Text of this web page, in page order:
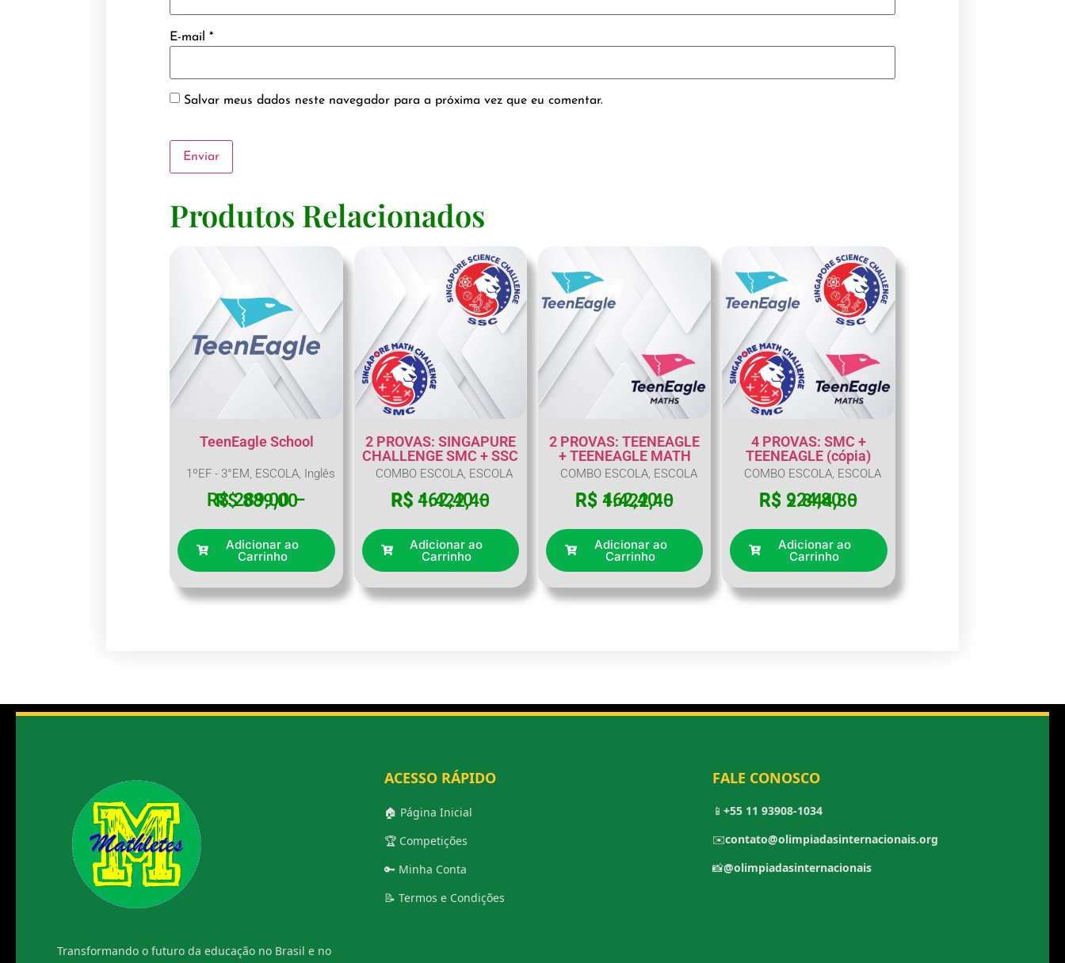
E-mail*
Salvar meus dados neste navegador para a próxima vez que eu comentar.
Produtos Relacionados
TeenEagle School
1ºEF - 3°EM, ESCOLA, Inglês
R$289,00 –
R$889,00
Adicionar ao
Carrinho
2 PROVAS: SINGAPURE
CHALLENGE SMC + SSC
COMBO ESCOLA, ESCOLA
R$ 462,40 –
R$ 1.422,40
Adicionar ao
Carrinho
2 PROVAS: TEENEAGLE
+ TEENEAGLE MATH
COMBO ESCOLA, ESCOLA
R$ 462,40 –
R$ 1.422,40
Adicionar ao
Carrinho
4 PROVAS: SMC +
TEENEAGLE (cópia)
COMBO ESCOLA, ESCOLA
R$ 924,80 –
R$ 2.844,80
Adicionar ao
Carrinho
Transformando o futuro da educação no Brasil e no
ACESSO RÁPIDO
🏠 Página Inicial
🏆 Competições
🔑 Minha Conta
📝 Termos e Condições
FALE CONOSCO
📱 +55 11 93908-1034
✉️contato@olimpiadasinternacionais.org
📸@olimpiadasinternacionais